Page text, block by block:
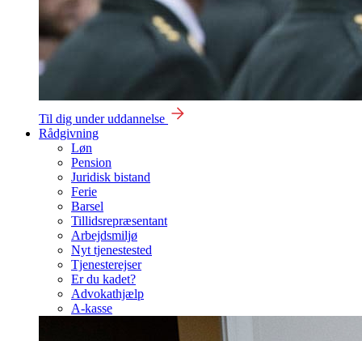
Til dig under uddannelse
Rådgivning
Løn
Pension
Juridisk bistand
Ferie
Barsel
Tillidsrepræsentant
Arbejdsmiljø
Nyt tjenestested
Tjenesterejser
Er du kadet?
Advokathjælp
A-kasse